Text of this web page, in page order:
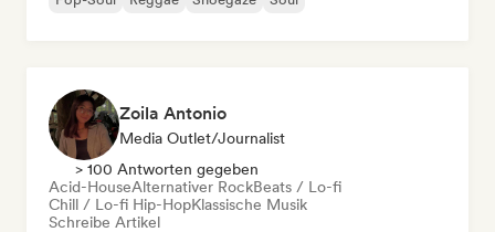
Zoila Antonio
Media Outlet/Journalist
> 100 Antworten gegeben
Acid-HouseAlternativer RockBeats / Lo-fi
Chill / Lo-fi Hip-HopKlassische Musik
Schreibe Artikel